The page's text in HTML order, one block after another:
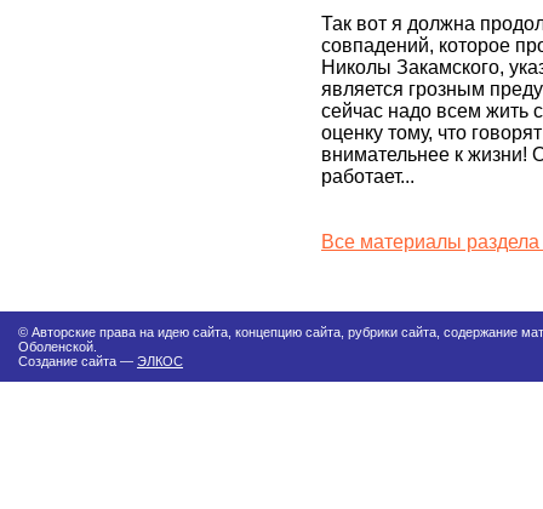
Так вот я должна
совпадений, которое
Николы Закамского,
является грозным
сейчас надо всем жить
оценку тому, что
внимательнее к жизни!
работает...
Все материалы
© Авторские права на идею сайта, концепцию сайта, рубрики сайта, содержание
Оболенской.
Создание сайта — ЭЛКОС